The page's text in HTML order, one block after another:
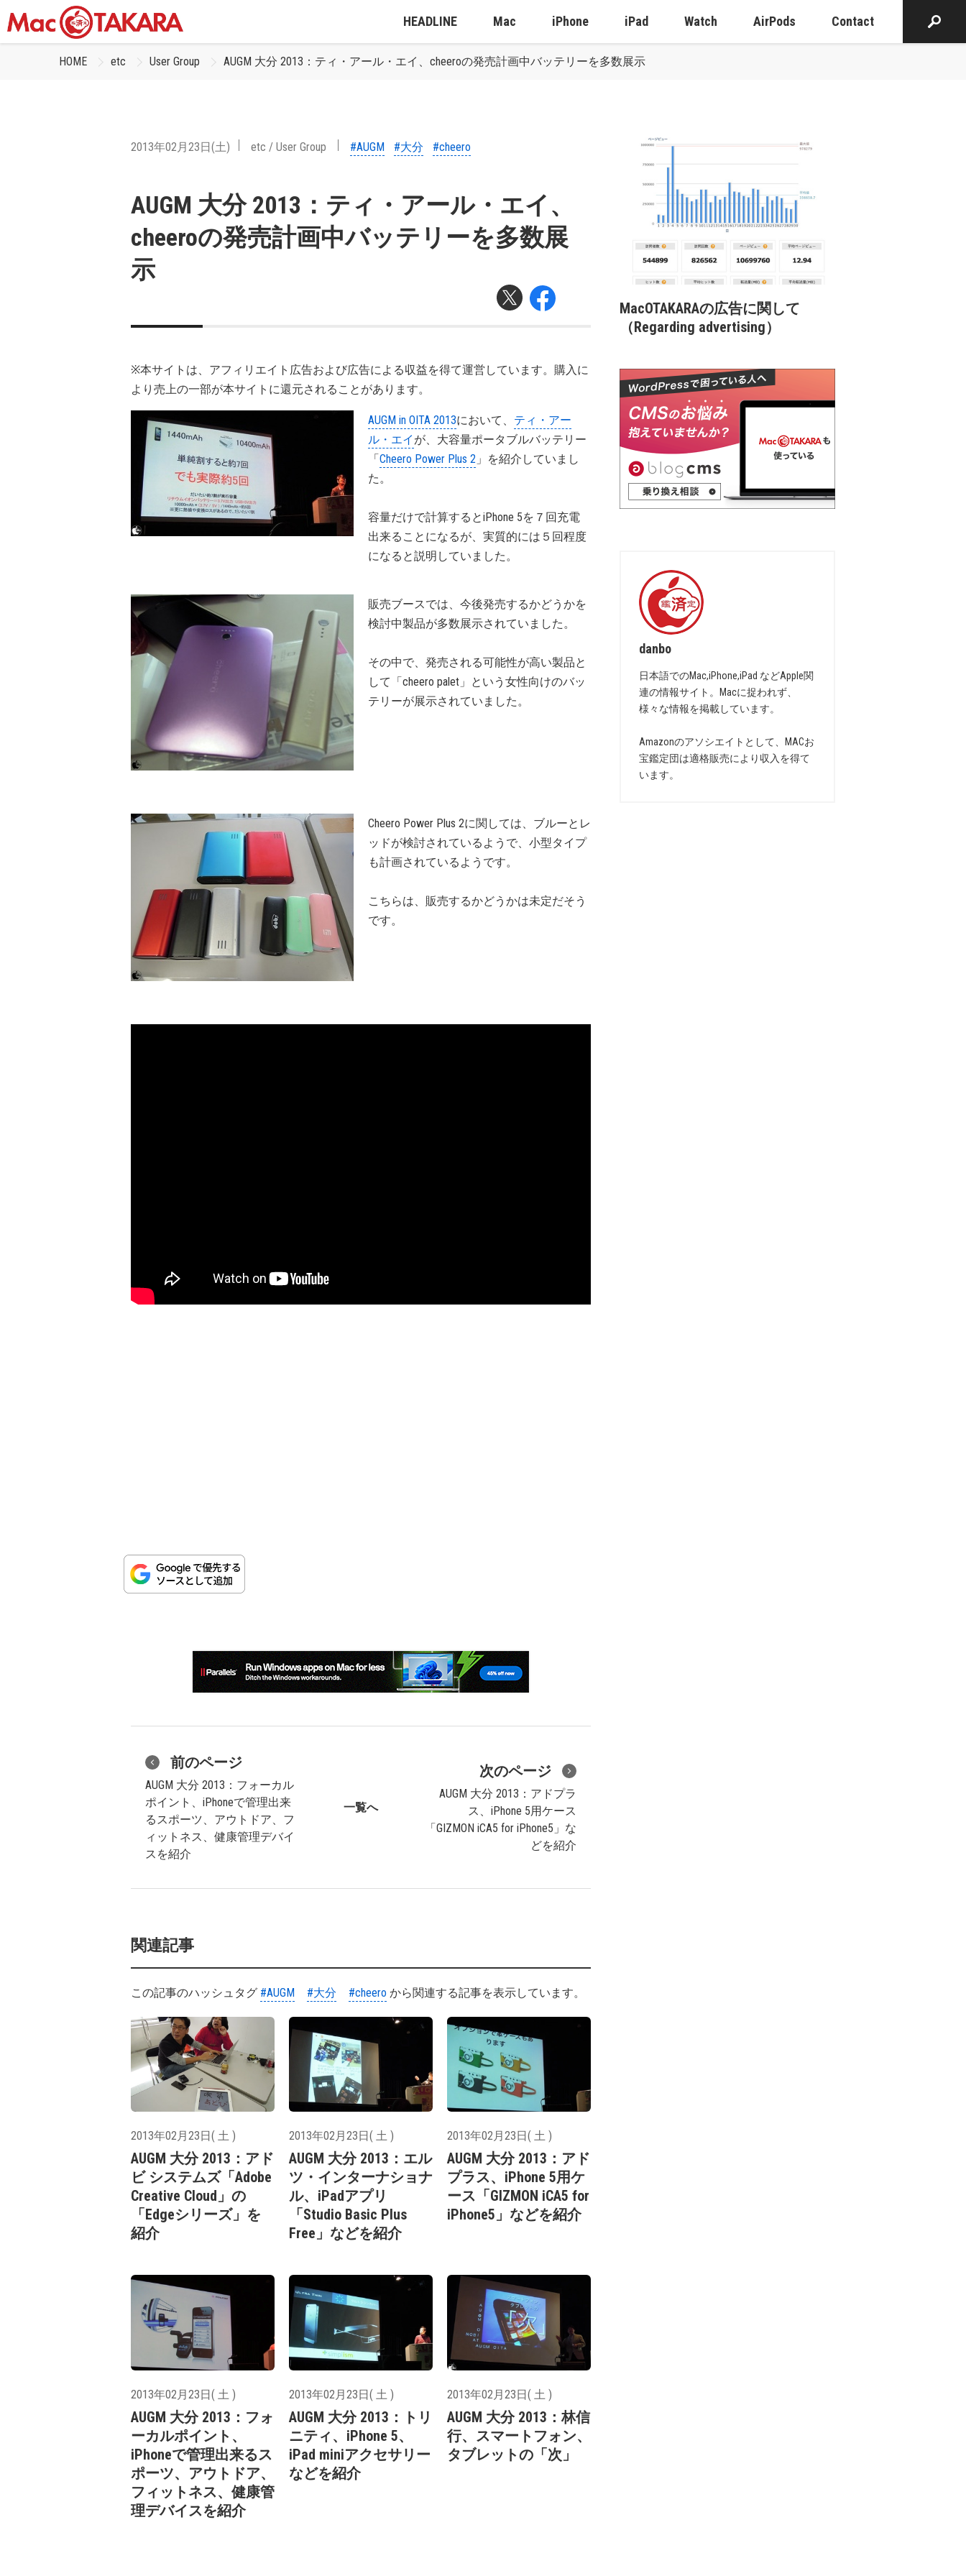
HEADLINE Mac iPhone iPad Watch AirPods Contact
HOME etc User Group AUGM 大分 2013：ティ・アール・エイ、cheeroの発売計画中バッテリーを多数展示
2013年02月23日(土) etc / User Group #AUGM #大分 #cheero
AUGM 大分 2013：ティ・アール・エイ、
cheeroの発売計画中バッテリーを多数展
示
※本サイトは、アフィリエイト広告および広告による収益を得て運営しています。購入に
より売上の一部が本サイトに還元されることがあります。
AUGM in OITA 2013において、 ティ・アー
ル・エイ が、大容量ポータブルバッテリー
「Cheero Power Plus 2 」を紹介していまし
た。
容量だけで計算するとiPhone 5を７回充電
出来ることになるが、実質的には５回程度
になると説明していました。
販売ブースでは、今後発売するかどうかを
検討中製品が多数展示されていました。
その中で、発売される可能性が高い製品と
して「cheero palet」という女性向けのバッ
テリーが展示されていました。
Cheero Power Plus 2に関しては、ブルーとレ
ッドが検討されているようで、小型タイプ
も計画されているようです。
こちらは、販売するかどうかは未定だそう
です。
前のページ
AUGM 大分 2013：フォーカル
ポイント、iPhoneで管理出来
るスポーツ、アウトドア、フ
ィットネス、健康管理デバイ
スを紹介
一覧へ
次のページ
AUGM 大分 2013：アドプラ
ス、iPhone 5用ケース
「GIZMON iCA5 for iPhone5」な
どを紹介
関連記事
この記事のハッシュタグ #AUGM #大分 #cheero から関連する記事を表示しています。
2013年02月23日( 土 )
AUGM 大分 2013：アド
ビ システムズ「Adobe
Creative Cloud」の
「Edgeシリーズ」を
紹介
2013年02月23日( 土 )
AUGM 大分 2013：エル
ツ・インターナショナ
ル、iPadアプリ
「Studio Basic Plus
Free」などを紹介
2013年02月23日( 土 )
AUGM 大分 2013：アド
プラス、iPhone 5用ケ
ース「GIZMON iCA5 for
iPhone5」などを紹介
2013年02月23日( 土 )
AUGM 大分 2013：フォ
ーカルポイント、
iPhoneで管理出来るス
ポーツ、アウトドア、
フィットネス、健康管
理デバイスを紹介
2013年02月23日( 土 )
AUGM 大分 2013：トリ
ニティ、iPhone 5、
iPad miniアクセサリー
などを紹介
2013年02月23日( 土 )
AUGM 大分 2013：林信
行、スマートフォン、
タブレットの「次」
MacOTAKARAの広告に関して
（Regarding advertising）
danbo
日本語でのMac,iPhone,iPad などApple関
連の情報サイト。Macに捉われず、
様々な情報を掲載しています。
Amazonのアソシエイトとして、MACお
宝鑑定団は適格販売により収入を得て
います。